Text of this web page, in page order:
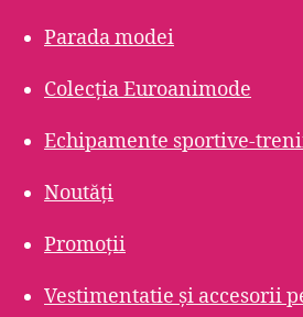
Parada modei
Colecția Euroanimode
Echipamente sportive-
Noutăți
Promoții
Vestimentatie și accesorii